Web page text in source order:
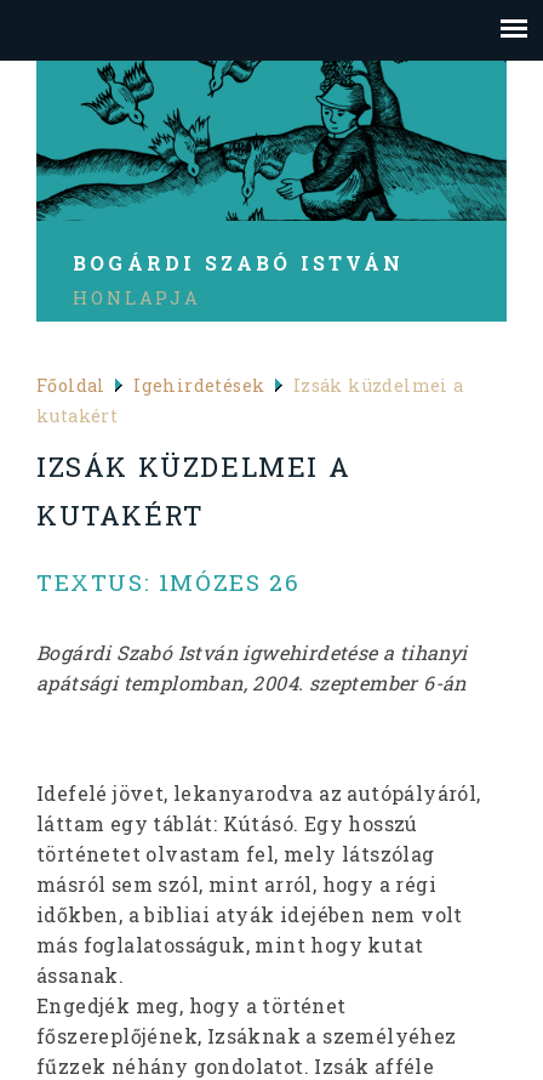
BOGÁRDI SZABÓ ISTVÁN
HONLAPJA
Főoldal Igehirdetések
Izsák küzdelmei a
kutakért
IZSÁK KÜZDELMEI A
KUTAKÉRT
TEXTUS: 1MÓZES 26
Bogárdi Szabó István igwehirdetése a tihanyi
apátsági templomban, 2004. szeptember 6-án
Idefelé jövet, lekanyarodva az autópályáról,
láttam egy táblát: Kútásó. Egy hosszú
történetet olvastam fel, mely látszólag
másról sem szól, mint arról, hogy a régi
időkben, a bibliai atyák idejében nem volt
más foglalatosságuk, mint hogy kutat
ássanak.
Engedjék meg, hogy a történet
főszereplőjének, Izsáknak a személyéhez
fűzzek néhány gondolatot. Izsák afféle